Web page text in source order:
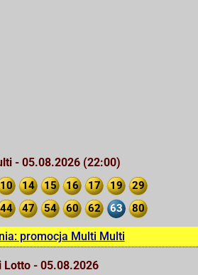
- 05.08.2026 (22:00)
10 14 15 16 17 19
29
44 47 54 60 62 63 80
promocja Multi Multi
Lotto - 05.08.2026